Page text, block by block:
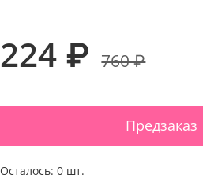
224 ₽ 760 ₽
Предзаказ
Осталось:0 шт.